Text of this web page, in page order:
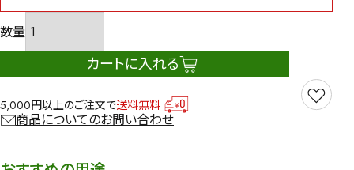
カートに入れる
5,000円以上のご注文で送料無料
商品についてのお問い合わせ